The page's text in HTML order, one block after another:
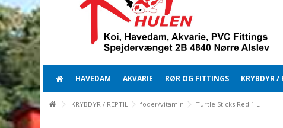
HAVEDAM AKVARIE RØR OG FITTINGS KRYBDYR /
KRYBDYR / REPTIL foder/vitamin Turtle Sticks Red 1 L